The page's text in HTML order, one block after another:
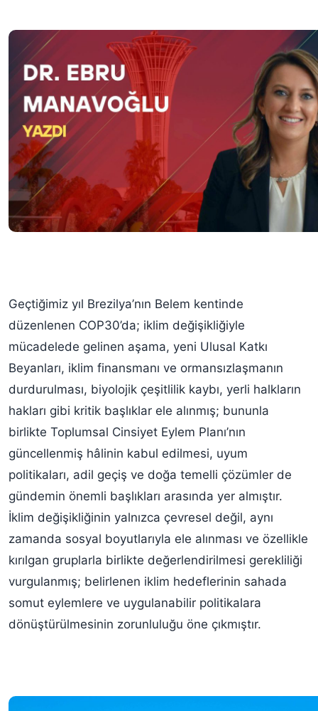
Geçtiğimiz yıl Brezilya’nın Belem kentinde
düzenlenen COP30’da; iklim değişikliğiyle
mücadelede gelinen aşama, yeni Ulusal Katkı
Beyanları, iklim finansmanı ve ormansızlaşmanın
durdurulması, biyolojik çeşitlilik kaybı, yerli halkların
hakları gibi kritik başlıklar ele alınmış; bununla
birlikte Toplumsal Cinsiyet Eylem Planı’nın
güncellenmiş hâlinin kabul edilmesi, uyum
politikaları, adil geçiş ve doğa temelli çözümler de
gündemin önemli başlıkları arasında yer almıştır.
İklim değişikliğinin yalnızca çevresel değil, aynı
zamanda sosyal boyutlarıyla ele alınması ve özellikle
kırılgan gruplarla birlikte değerlendirilmesi gerekliliği
vurgulanmış; belirlenen iklim hedeflerinin sahada
somut eylemlere ve uygulanabilir politikalara
dönüştürülmesinin zorunluluğu öne çıkmıştır.